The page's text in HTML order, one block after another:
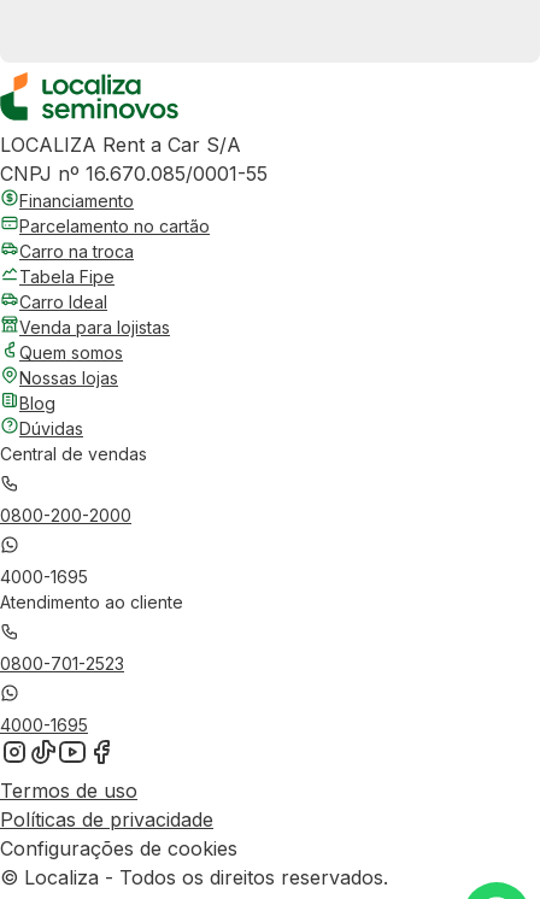
LOCALIZA Rent a Car S/A
CNPJ nº 16.670.085/0001-55
Financiamento
Parcelamento no cartão
Carro na troca
Tabela Fipe
Carro Ideal
Venda para lojistas
Quem somos
Nossas lojas
Blog
Dúvidas
Central de vendas
0800-200-2000
4000-1695
Atendimento ao cliente
0800-701-2523
4000-1695
Termos de uso
Políticas de privacidade
Configurações de cookies
© Localiza - Todos os direitos reservados.